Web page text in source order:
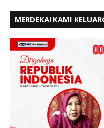
MERDEKA! KAMI
HUT RI KE - 80,